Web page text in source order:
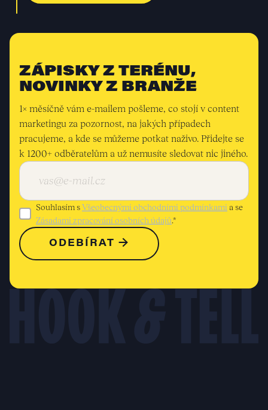
ZÁPISKY Z TERÉNU,
NOVINKY Z BRANŽE
1× měsíčně vám e-mailem pošleme, co stojí v content
marketingu za pozornost, na jakých případech
pracujeme, a kde se můžeme potkat naživo. Přidejte se
k 1200+ odběratelům a už nemusíte sledovat nic jiného.
Souhlasím sVšeobecnými obchodními podmínkami a se
Zásadami zpracování osobních údajů.*